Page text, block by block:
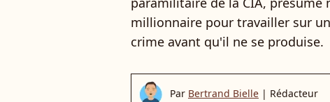
millionnaire pour travailler sur
crime avant qu'il ne se produise.
Par Bertrand Bielle | Rédacteur